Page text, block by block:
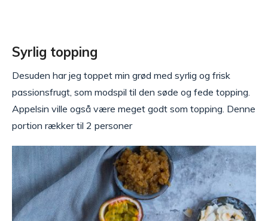
Syrlig topping
Desuden har jeg toppet min grød med syrlig og frisk
passionsfrugt, som modspil til den søde og fede topping.
Appelsin ville også være meget godt som topping. Denne
portion rækker til 2 personer